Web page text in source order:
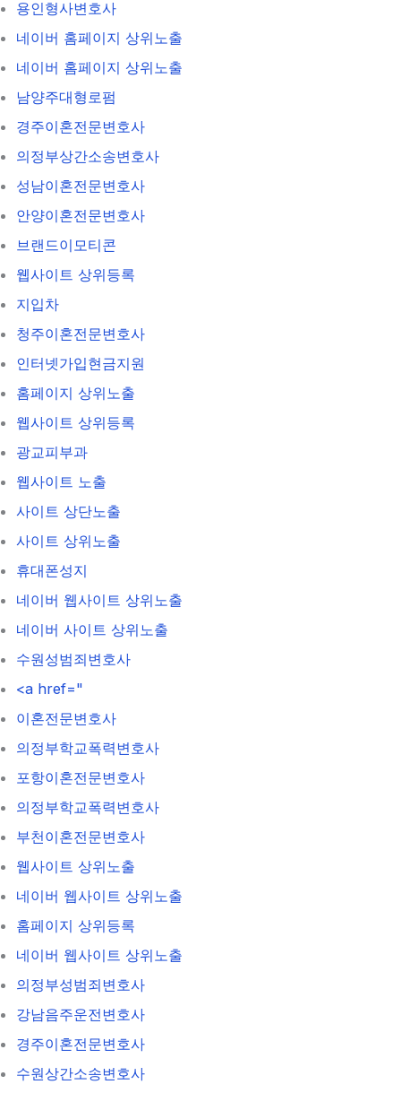
용인형사변호사
네이버 홈페이지 상위노출
네이버 홈페이지 상위노출
남양주대형로펌
경주이혼전문변호사
의정부상간소송변호사
성남이혼전문변호사
안양이혼전문변호사
브랜드이모티콘
웹사이트 상위등록
지입차
청주이혼전문변호사
인터넷가입현금지원
홈페이지 상위노출
웹사이트 상위등록
광교피부과
웹사이트 노출
사이트 상단노출
사이트 상위노출
휴대폰성지
네이버 웹사이트 상위노출
네이버 사이트 상위노출
수원성범죄변호사
<a href="
이혼전문변호사
의정부학교폭력변호사
포항이혼전문변호사
의정부학교폭력변호사
부천이혼전문변호사
웹사이트 상위노출
네이버 웹사이트 상위노출
홈페이지 상위등록
네이버 웹사이트 상위노출
의정부성범죄변호사
강남음주운전변호사
경주이혼전문변호사
수원상간소송변호사